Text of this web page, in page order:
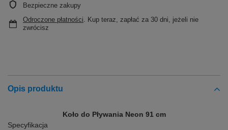
Bezpieczne zakupy
Odroczone płatności. Kup teraz, zapłać za 30 dni, jeżeli nie
zwrócisz
Opis produktu
Koło do Pływania Neon 91 cm
Specyfikacja